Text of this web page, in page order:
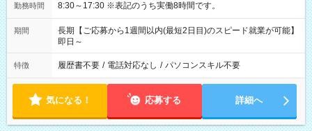
勤務時間 8:30～17:30 ※表記のうち実働8時間です。
期間
長期【ご応募から1週間以内(最短2日目)のスピード就業が可能】
即日～
特徴 履歴書不要 / 電話対応なし / パソコンスキル不要
気になる！ 応募する 詳細へ